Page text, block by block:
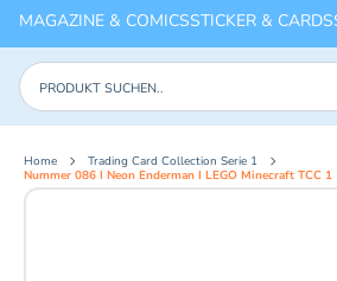
MAGAZINE & COMICSSTICKER & CARDS
Produkte suchen
Home
Trading Card Collection Serie 1
Nummer 086 I Neon Enderman I LEGO Minecraft TCC 1